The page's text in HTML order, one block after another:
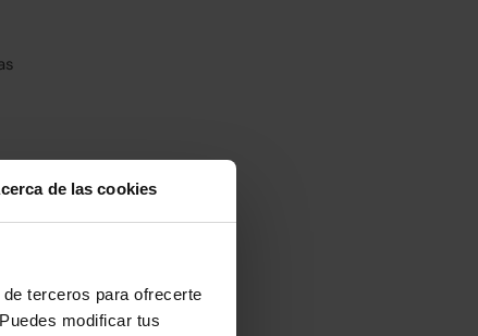
de las cookies
terceros para ofrecerte
modificar tus